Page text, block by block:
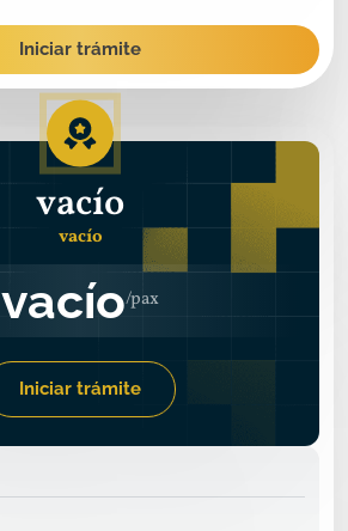
Iniciar trámite
vacío
vacío
vacío
Iniciar trámite